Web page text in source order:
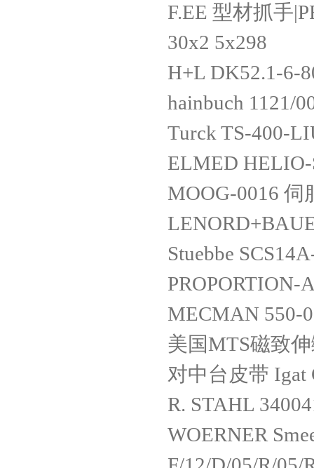
F.EE 型材抓手
30x2 5x298
H+L DK52.1-6-
hainbuch 1121/
Turck TS-400-
ELMED
MOOG-0016 伺
Stuebbe
PROPORTION-
MECMAN 550-
美国MTS磁致
对中台皮带 Igat
R. STAHL
WOERNER